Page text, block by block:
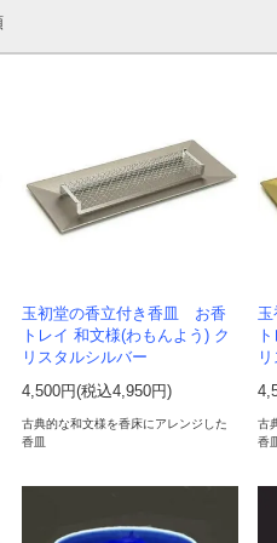
玉初堂の香立付き香皿 お香
トレイ 和文様(わもんよう) ク
リスタルシルバー
4,500円(税込4,950円)
古典的な和文様を香床にアレンジした
香皿
古
香